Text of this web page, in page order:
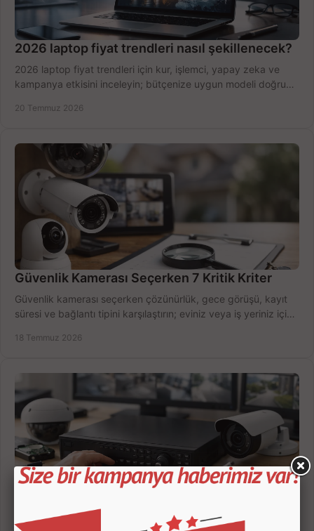
2026 laptop fiyat trendleri nasıl şekillenecek?
2026 laptop fiyat trendleri için kur, işlemci, yapay zeka ve
kampanya etkisini inceleyin; bütçenize uygun modeli doğru
20 Temmuz 2026
Güvenlik Kamerası Seçerken 7 Kritik Kriter
Güvenlik kamerası seçerken çözünürlük, gece görüşü, kayıt
süresi ve bağlantı tipini karşılaştırın; eviniz veya iş yeriniz için
18 Temmuz 2026
Kamera Kayıt Cihazı İncelemesi Nasıl Yapılır?
Kamera kayıt cihazı incelemesi yaparken kanal sayısı,